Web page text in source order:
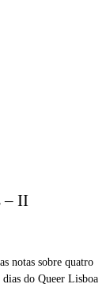
– II
notas sobre quatro
do Queer Lisboa